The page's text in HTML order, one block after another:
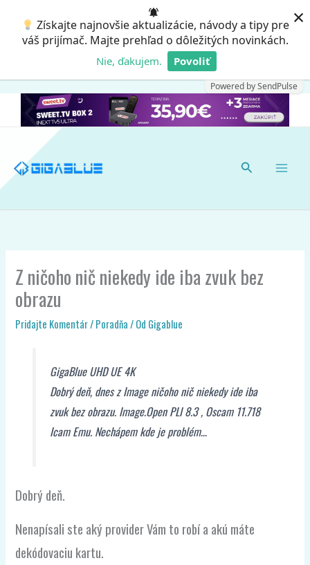
Získajte najnovšie aktualizácie, návody a tipy pre
váš prijímač. Majte prehľad o dôležitých novinkách.
Nie, ďakujem. Povoliť
Powered by SendPulse
×
Hľadať
Z ničoho nič niekedy ide iba zvuk bez
obrazu
Pridajte Komentár/Poradňa/ Od Gigablue
GigaBlue UHD UE 4K
Dobrý deň, dnes z Image ničoho nič niekedy ide iba
zvuk bez obrazu. Image.Open PLI 8.3 , Oscam 11.718
Icam Emu. Nechápem kde je problém…
Dobrý deň.
Nenapísali ste aký provider Vám to robí a akú máte
dekódovaciu kartu.